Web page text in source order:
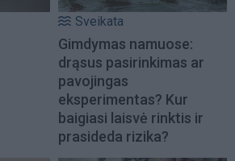
Sveikata
Gimdymas namuose:
drąsus pasirinkimas ar
pavojingas
eksperimentas? Kur
baigiasi laisvė rinktis ir
prasideda rizika?